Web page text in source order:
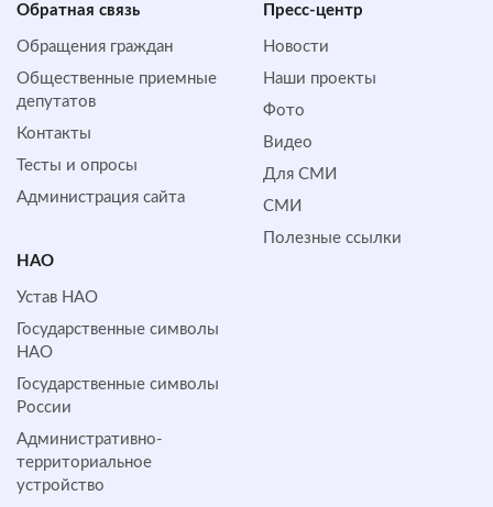
Обратная cвязь
Обращения граждан
Общественные приемные
депутатов
Контакты
Тесты и опросы
Администрация сайта
Пресс-центр
Новости
Наши проекты
Фото
Видео
Для СМИ
СМИ
Полезные ссылки
НАО
Устав НАО
Государственные символы
НАО
Государственные символы
России
Административно-
территориальное
устройство